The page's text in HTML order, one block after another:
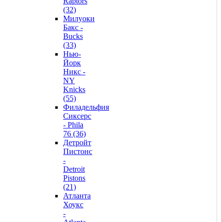
(32)
Милуоки
Бакс -
Bucks
(33)
Нью-
Йорк
Никс -
NY
Knicks
(55)
Филадельфия
Сиксерс
- Phila
76 (36)
Детройт
Пистонс
-
Detroit
Pistons
(21)
Атланта
Хоукс
-